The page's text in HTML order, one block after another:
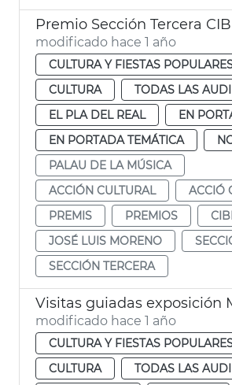
Premio Sección Tercera
modificado hace 1 año
CULTURA Y FIESTAS
CULTURA
TODAS LAS
EL PLA DEL REAL
EN
EN PORTADA TEMÁTICA
PALAU DE LA MÚSICA
ACCIÓN CULTURAL
ACCIÓ
PREMIS
PREMIOS
JOSÉ LUIS MORENO
SECCIÓN TERCERA
modificado hace 1 año
CULTURA Y FIESTAS
CULTURA
TODAS LAS